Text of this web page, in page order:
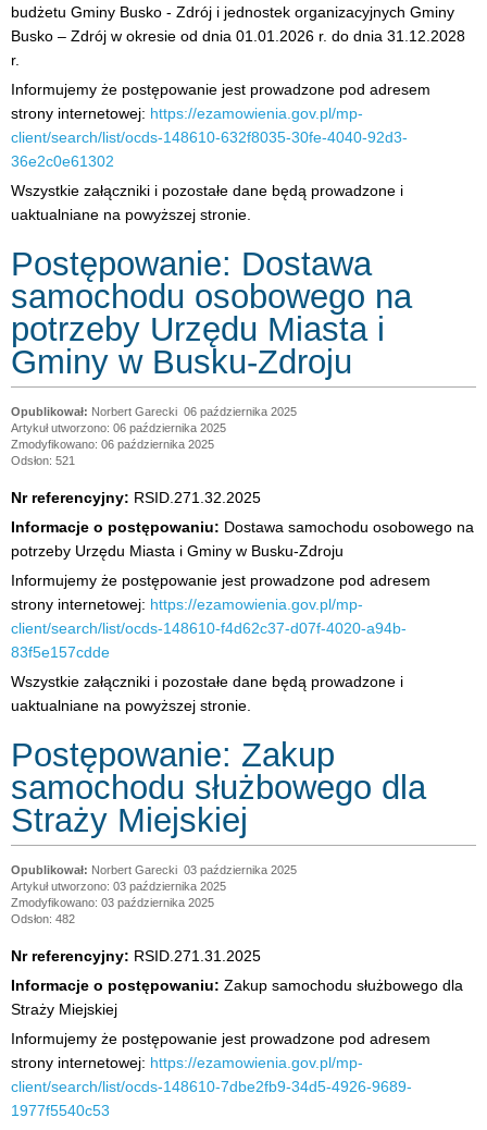
budżetu Gminy Busko - Zdrój i jednostek organizacyjnych Gminy
Busko – Zdrój w okresie od dnia 01.01.2026 r. do dnia 31.12.2028
r.
Informujemy że postępowanie jest prowadzone pod adresem
strony internetowej: https://ezamowienia.gov.pl/mp-
client/search/list/ocds-148610-632f8035-30fe-4040-92d3-
36e2c0e61302
Wszystkie załączniki i pozostałe dane będą prowadzone i
uaktualniane na powyższej stronie.
Postępowanie: Dostawa
samochodu osobowego na
potrzeby Urzędu Miasta i
Gminy w Busku-Zdroju
Norbert Garecki 06 października 2025
Artykuł utworzono: 06 października 2025
Zmodyfikowano: 06 października 2025
Odsłon: 521
Nr referencyjny: RSID.271.32.2025
Informacje o postępowaniu: Dostawa samochodu osobowego na
potrzeby Urzędu Miasta i Gminy w Busku-Zdroju
Informujemy że postępowanie jest prowadzone pod adresem
strony internetowej: https://ezamowienia.gov.pl/mp-
client/search/list/ocds-148610-f4d62c37-d07f-4020-a94b-
83f5e157cdde
Wszystkie załączniki i pozostałe dane będą prowadzone i
uaktualniane na powyższej stronie.
Postępowanie: Zakup
samochodu służbowego dla
Straży Miejskiej
Norbert Garecki 03 października 2025
Artykuł utworzono: 03 października 2025
Zmodyfikowano: 03 października 2025
Odsłon: 482
Nr referencyjny: RSID.271.31.2025
Informacje o postępowaniu: Zakup samochodu służbowego dla
Straży Miejskiej
Informujemy że postępowanie jest prowadzone pod adresem
strony internetowej: https://ezamowienia.gov.pl/mp-
client/search/list/ocds-148610-7dbe2fb9-34d5-4926-9689-
1977f5540c53